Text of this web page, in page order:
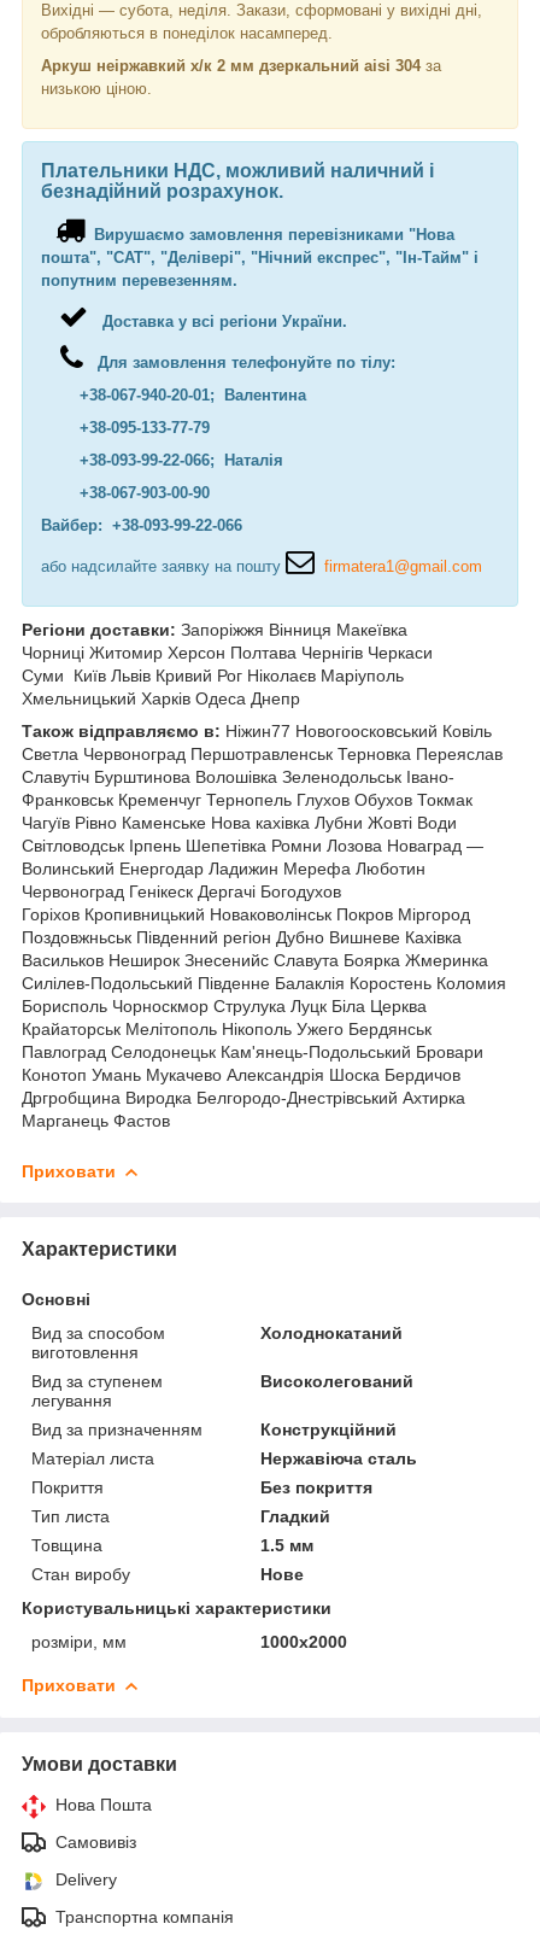
Вихідні — субота, неділя. Закази, сформовані у вихідні дні,
обробляються в понеділок насамперед.
Аркуш неіржавкий х/к 2 мм дзеркальний aisi 304за
низькою ціною.
Плательники НДС, можливий наличний і
безнадійний розрахунок.
Вирушаємо замовлення перевізниками "Нова
пошта", "САТ", "Делівері", "Нічний експрес", "Ін-Тайм" і
попутним перевезенням.
Доставка у всі регіони України.
Для замовлення телефонуйте по тілу:
+38-067-940-20-01; Валентина
+38-095-133-77-79
+38-093-99-22-066; Наталія
+38-067-903-00-90
Вайбер: +38-093-99-22-066
або надсилайте заявку на пошту firmatera1@gmail.com
Регіони доставки: Запоріжжя Вінниця Макеївка
Чорниці Житомир Херсон Полтава Чернігів Черкаси
Суми
Київ Львів Кривий Рог Ніколаєв Маріуполь
Хмельницький Харків Одеса Днепр
Також відправляємо в: Ніжин77 Новогоосковський Ковіль
Светла Червоноград Першотравленськ Терновка Переяслав
Славутіч Бурштинова Волошівка Зеленодольськ Івано-
Франковськ Кременчуг Тернопель Глухов Обухов Токмак
Чагуїв Рівно Каменське Нова кахівка Лубни Жовті Води
Світловодськ Ірпень Шепетівка Ромни Лозова Новаград —
Волинський Енергодар Ладижин Мерефа Люботин
Червоноград Генікеск Дергачі Богодухов
Горіхов Кропивницький Новаковолінськ Покров Міргород
Поздовжньськ Південний регіон Дубно Вишневе Кахівка
Васильков Неширок Знесенийс Славута Боярка Жмеринка
Силілев-Подольський Південне Балаклія Коростень Коломия
Борисполь Чорноскмор Струлука Луцк Біла Церква
Крайаторськ Мелітополь Нікополь Ужего Бердянськ
Павлоград Селодонецьк Кам'янець-Подольський Бровари
Конотоп Умань Мукачево Александрія Шоска Бердичов
Дргробщина Виродка Белгородо-Днестрівський Ахтирка
Марганець Фастов
Приховати
Характеристики
Основні
Вид за способом
виготовлення
Холоднокатаний
Вид за ступенем
легування
Високолегований
Вид за призначенням
Конструкційний
Матеріал листа
Нержавіюча сталь
Покриття
Без покриття
Тип листа
Гладкий
Товщина
1.5 мм
Стан виробу
Нове
Користувальницькі характеристики
розміри, мм
1000х2000
Приховати
Умови доставки
Нова Пошта
Самовивіз
Delivery
Транспортна компанія